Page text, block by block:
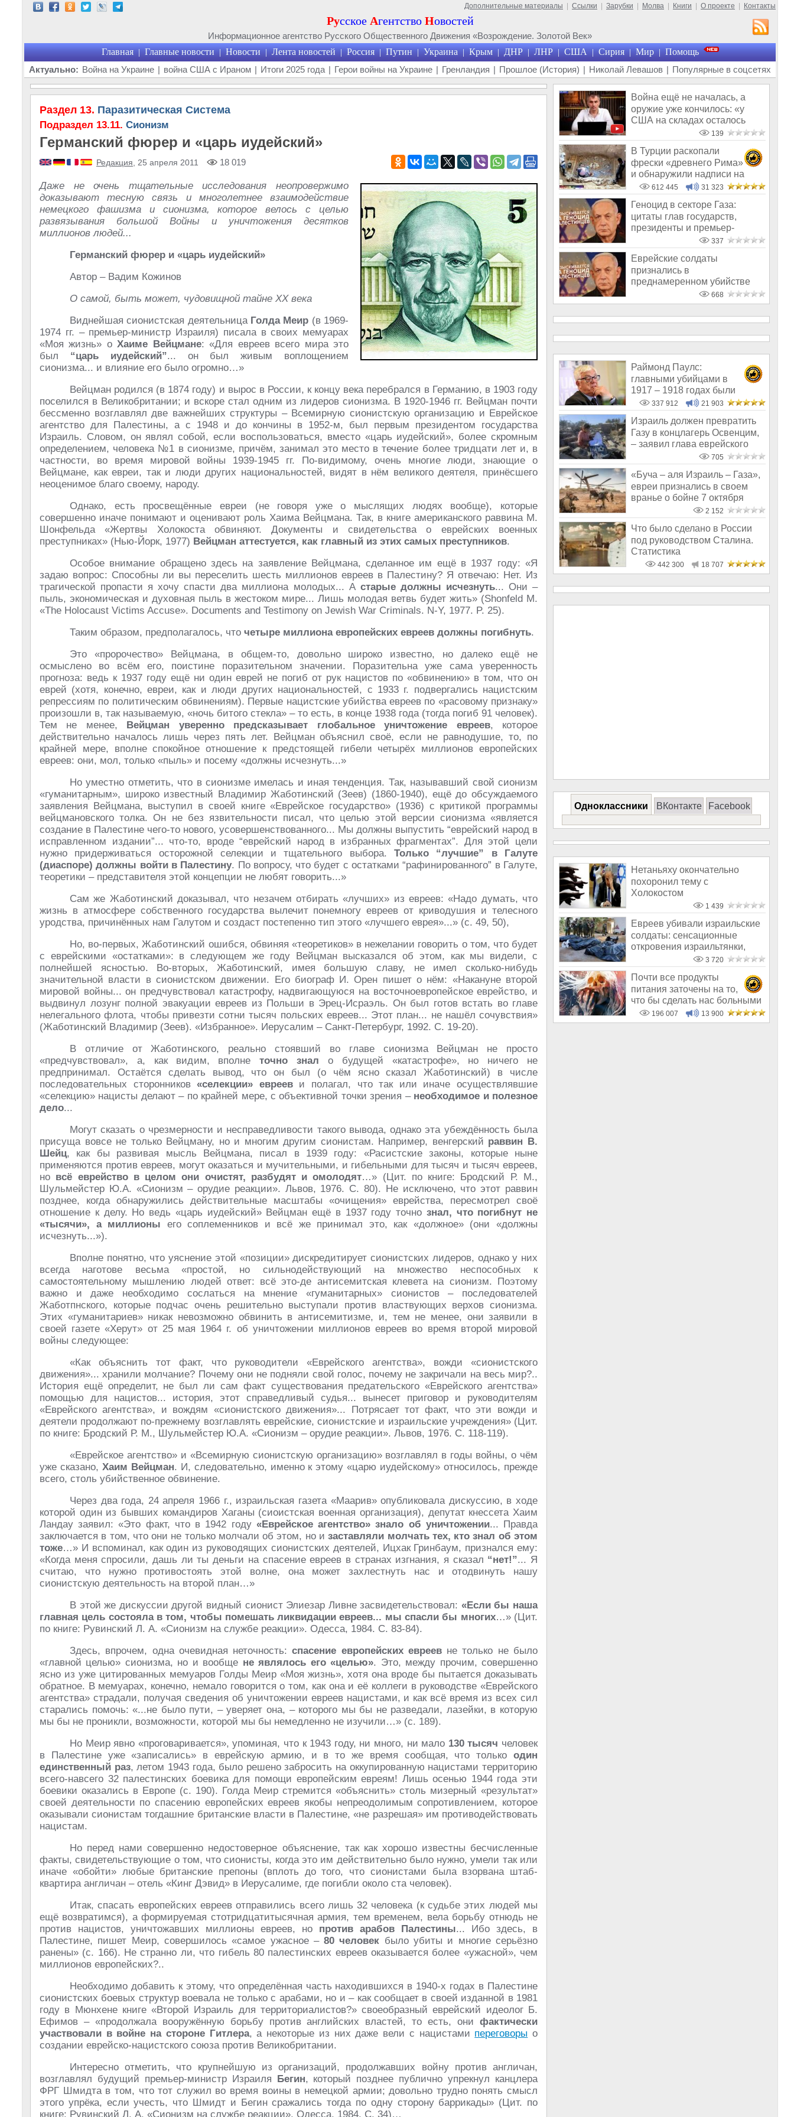
Дополнительные материалы Ссылки Зарубки Молва Книги О проекте Контакты
Русское Агентство Новостей
Информационное агентство Русского Общественного Движения «Возрождение. Золотой Век»
Главная | Главные новости | Новости | Лента новостей | Россия | Путин | Украина | Крым | ДНР | ЛНР | США | Сирия | Мир | Помощь
Актуально: Война на Украине | война США с Ираном | Итоги 2025 года | Герои войны на Украине | Гренландия | Прошлое (История) | Николай Левашов | Популярные в соцсетях
Раздел 13. Паразитическая Система
Подраздел 13.11. Сионизм
Германский фюрер и «царь иудейский»
Редакция , 25 апреля 2011 18 019
Даже не очень тщательные исследования неопровержимо
доказывают тесную связь и многолетнее взаимодействие
немецкого фашизма и сионизма, которое велось с целью
развязывания большой Войны и уничтожения десятков
миллионов людей...
Германский фюрер и «царь иудейский»
Автор – Вадим Кожинов
О самой, быть может, чудовищной тайне XX века
Виднейшая сионистская деятельница Голда Меир (в 1969-
1974 гг. – премьер-министр Израиля) писала в своих мемуарах
«Моя жизнь» оХаиме Вейцмане: «Для евреев всего мира это
был “царь иудейский”... он был живым воплощением
сионизма... и влияние его было огромно…»
Вейцман родился (в 1874 году) и вырос в России, к концу века перебрался в Германию, в 1903 году
поселился в Великобритании; и вскоре стал одним из лидеров сионизма. В 1920-1946 гг. Вейцман почти
бессменно возглавлял две важнейших структуры – Всемирную сионистскую организацию и Еврейское
агентство для Палестины, а с 1948 и до кончины в 1952-м, был первым президентом государства
Израиль. Словом, он являл собой, если воспользоваться, вместо «царь иудейский», более скромным
определением, человека №1 в сионизме, причём, занимал это место в течение более тридцати лет и, в
частности, во время мировой войны 1939-1945 гг. По-видимому, очень многие люди, знающие о
Вейцмане, как евреи, так и люди других национальностей, видят в нём великого деятеля, принёсшего
неоценимое благо своему, народу.
Однако, есть просвещённые евреи (не говоря уже о мыслящих людях вообще), которые
совершенно иначе понимают и оценивают роль Хаима Вейцмана. Так, в книге американского раввина М.
Шонфельда «Жертвы Холокоста обвиняют. Документы и свидетельства о еврейских военных
преступниках» (Нью-Йорк, 1977) Вейцман аттестуется, как главный из этих самых преступников.
Особое внимание обращено здесь на заявление Вейцмана, сделанное им ещё в 1937 году: «Я
задаю вопрос: Способны ли вы переселить шесть миллионов евреев в Палестину? Я отвечаю: Нет. Из
трагической пропасти я хочу спасти два миллиона молодых... А старые должны исчезнуть... Они –
пыль, экономическая и духовная пыль в жестоком мире... Лишь молодая ветвь будет жить» (Shonfeld М.
«The Holocaust Victims Accuse». Documents and Testimony on Jewish War Criminals. N-Y, 1977. P. 25).
Таким образом, предполагалось, что четыре миллиона европейских евреев должны погибнуть.
Это «пророчество» Вейцмана, в общем-то, довольно широко известно, но далеко ещё не
осмыслено во всём его, поистине поразительном значении. Поразительна уже сама уверенность
прогноза: ведь к 1937 году ещё ни один еврей не погиб от рук нацистов по «обвинению» в том, что он
еврей (хотя, конечно, евреи, как и люди других национальностей, с 1933 г. подвергались нацистским
репрессиям по политическим обвинениям). Первые нацистские убийства евреев по «расовому признаку»
произошли в, так называемую, «ночь битого стекла» – то есть, в конце 1938 года (тогда погиб 91 человек).
Тем не менее, Вейцман уверенно предсказывает глобальное уничтожение евреев, которое
действительно началось лишь через пять лет. Вейцман объяснил своё, если не равнодушие, то, по
крайней мере, вполне спокойное отношение к предстоящей гибели четырёх миллионов европейских
евреев: они, мол, только «пыль» и посему «должны исчезнуть...»
Но уместно отметить, что в сионизме имелась и иная тенденция. Так, называвший свой сионизм
«гуманитарным», широко известный Владимир Жаботинский (Зеев) (1860-1940), ещё до обсуждаемого
заявления Вейцмана, выступил в своей книге «Еврейское государство» (1936) с критикой программы
вейцмановского толка. Он не без язвительности писал, что целью этой версии сионизма «является
создание в Палестине чего-то нового, усовершенствованного... Мы должны выпустить “еврейский народ в
исправленном издании”... что-то, вроде “еврейский народ в избранных фрагментах”. Для этой цели
нужно придерживаться осторожной селекции и тщательного выбора.Только “лучшие” в Галуте
(диаспоре) должны войти в Палестину. По вопросу, что будет с остатками “рафинированного” в Галуте,
теоретики – представителя этой концепции не любят говорить...»
Сам же Жаботинский доказывал, что незачем отбирать «лучших» из евреев: «Надо думать, что
жизнь в атмосфере собственного государства вылечит понемногу евреев от криводушия и телесного
уродства, причинённых нам Галутом и создаст постепенно тип этого «лучшего еврея»...» (с. 49, 50),
Но, во-первых, Жаботинский ошибся, обвиняя «теоретиков» в нежелании говорить о том, что будет
с еврейскими «остатками»: в следующем же году Вейцман высказался об этом, как мы видели, с
полнейшей ясностью. Во-вторых, Жаботинский, имея большую славу, не имел сколько-нибудь
значительной власти в сионистском движении. Его биограф И. Орен пишет о нём: «Накануне второй
мировой войны... он предчувствовал катастрофу, надвигающуюся на восточноевропейское еврейство, и
выдвинул лозунг полной эвакуации евреев из Польши в Эрец-Исраэль. Он был готов встать во главе
нелегального флота, чтобы привезти сотни тысяч польских евреев... Этот план... не нашёл сочувствия»
(Жаботинский Владимир (Зеев). «Избранное». Иерусалим – Санкт-Петербург, 1992. С. 19-20).
В отличие от Жаботинского, реально стоявший во главе сионизма Вейцман не просто
«предчувствовал», а, как видим, вполнеточно знал о будущей «катастрофе», но ничего не
предпринимал. Остаётся сделать вывод, что он был (о чём ясно сказал Жаботинский) в числе
последовательных сторонников«селекции» еврееви полагал, что так или иначе осуществлявшие
«селекцию» нацисты делают – по крайней мере, с объективной точки зрения – необходимое и полезное
дело...
Могут сказать о чрезмерности и несправедливости такого вывода, однако эта убеждённость была
присуща вовсе не только Вейцману, но и многим другим сионистам. Например, венгерский раввин В.
Шейц, как бы развивая мысль Вейцмана, писал в 1939 году: «Расистские законы, которые ныне
применяются против евреев, могут оказаться и мучительными, и гибельными для тысяч и тысяч евреев,
но всё еврейство в целом они очистят, разбудят и омолодят…» (Цит. по книге: Бродский Р. М.,
Шульмейстер Ю.А. «Сионизм – орудие реакции». Львов, 1976. С. 80). Не исключено, что этот раввин
позднее, когда обнаружились действительные масштабы «очищения» еврейства, пересмотрел своё
отношение к делу. Но ведь «царь иудейский» Вейцман ещё в 1937 году точно знал, что погибнут не
«тысячи», а миллионы его соплеменников и всё же принимал это, как «должное» (они «должны
исчезнуть...»).
Вполне понятно, что уяснение этой «позиции» дискредитирует сионистских лидеров, однако у них
всегда наготове весьма «простой, но сильнодействующий на множество неспособных к
самостоятельному мышлению людей ответ: всё это-де антисемитская клевета на сионизм. Поэтому
важно и даже необходимо сослаться на мнение «гуманитарных» сионистов – последователей
Жаботпнского, которые подчас очень решительно выступали против властвующих верхов сионизма.
Этих «гуманитариев» никак невозможно обвинить в антисемитизме, и, тем не менее, они заявили в
своей газете «Херут» от 25 мая 1964 г. об уничтожении миллионов евреев во время второй мировой
войны следующее:
«Как объяснить тот факт, что руководители «Еврейского агентства», вожди «сионистского
движения»... хранили молчание? Почему они не подняли свой голос, почему не закричали на весь мир?..
История ещё определит, не был ли сам факт существования предательского «Еврейского агентства»
помощью для нацистов... история, этот справедливый судья... вынесет приговор и руководителям
«Еврейского агентства», и вождям «сионистского движения»... Потрясает тот факт, что эти вожди и
деятели продолжают по-прежнему возглавлять еврейские, сионистские и израильские учреждения» (Цит.
по книге: Бродский Р. М., Шульмейстер Ю.А. «Сионизм – орудие реакции». Львов, 1976. С. 118-119).
«Еврейское агентство» и «Всемирную сионистскую организацию» возглавлял в годы войны, о чём
уже сказано, Хаим Вейцман. И, следовательно, именно к этому «царю иудейскому» относилось, прежде
всего, столь убийственное обвинение.
Через два года, 24 апреля 1966 г., израильская газета «Маарив» опубликовала дискуссию, в ходе
которой один из бывших командиров Хаганы (сиоистская военная организация), депутат кнессета Хаим
Ландау заявил: «Это факт, что в 1942 году «Еврейское агентство» знало об уничтожении... Правда
заключается в том, что они не только молчали об этом, но изаставляли молчать тех, кто знал об этом
тоже…» И вспоминал, как один из руководящих сионистских деятелей, Ицхак Гринбаум, признался ему:
«Когда меня спросили, дашь ли ты деньги на спасение евреев в странах изгнания, я сказал “нет!”... Я
считаю, что нужно противостоять этой волне, она может захлестнуть нас и отодвинуть нашу
сионистскую деятельность на второй план…»
В этой же дискуссии другой видный сионист Элиезар Ливне засвидетельствовал: «Если бы наша
главная цель состояла в том, чтобы помешать ликвидации евреев... мы спасли бы многих…» (Цит.
по книге: Рувинский Л. А. «Сионизм на службе реакции». Одесса, 1984. С. 83-84).
Здесь, впрочем, одна очевидная неточность:спасение европейских евреевне только не было
«главной целью» сионизма, но и вообще не являлось его «целью». Это, между прочим, совершенно
ясно из уже цитированных мемуаров Голды Меир «Моя жизнь», хотя она вроде бы пытается доказывать
обратное. В мемуарах, конечно, немало говорится о том, как она и её коллеги в руководстве «Еврейского
агентства» страдали, получая сведения об уничтожении евреев нацистами, и как всё время из всех сил
старались помочь: «...не было пути, – уверяет она, – которого мы бы не разведали, лазейки, в которую
мы бы не проникли, возможности, которой мы бы немедленно не изучили…» (с. 189).
Но Меир явно «проговаривается», упоминая, что к 1943 году, ни много, ни мало 130 тысяч человек
в Палестине уже «записались» в еврейскую армию, и в то же время сообщая, что только один
единственный раз, летом 1943 года, было решено забросить на оккупированную нацистами территорию
всего-навсего 32 палестинских боевика для помощи европейским евреям! Лишь осенью 1944 года эти
боевики оказались в Европе (с. 190). Голда Меир стремится «объяснить» столь мизерный «результат»
своей деятельности по спасению европейских евреев якобы непреодолимым сопротивлением, которое
оказывали сионистам тогдашние британские власти в Палестине, «не разрешая» им противодействовать
нацистам.
Но перед нами совершенно недостоверное объяснение, так как хорошо известны бесчисленные
факты, свидетельствующие о том, что сионисты, когда это им действительно было нужно, умели так или
иначе «обойти» любые британские препоны (вплоть до того, что сионистами была взорвана штаб-
квартира англичан – отель «Кинг Дэвид» в Иерусалиме, где погибли около ста человек).
Итак, спасать европейских евреев отправились всего лишь 32 человека (к судьбе этих людей мы
ещё возвратимся), а формируемая стотридцатитысячная армия, тем временем, вела борьбу отнюдь не
против нацистов, уничтожавших миллионы евреев, но против арабов Палестины... Ибо здесь, в
Палестине, пишет Меир, совершилось «самое ужасное –80 человек было убиты и многие серьёзно
ранены» (с. 166). Не странно ли, что гибель 80 палестинских евреев оказывается более «ужасной», чем
миллионов европейских?..
Необходимо добавить к этому, что определённая часть находившихся в 1940-х годах в Палестине
сионистских боевых структур воевала не только с арабами, но и – как сообщает в своей изданной в 1981
году в Мюнхене книге «Второй Израиль для территориалистов?» своеобразный еврейский идеолог Б.
Ефимов – «продолжала вооружённую борьбу против английских властей, то есть, они фактически
участвовали в войне на стороне Гитлера, а некоторые из них даже вели с нацистами переговоры о
создании еврейско-нацистского союза против Великобритании.
Интересно отметить, что крупнейшую из организаций, продолжавших войну против англичан,
возглавлял будущий премьер-министр Израиля Бегин, который позднее публично упрекнул канцлера
ФРГ Шмидта в том, что тот служил во время воины в немецкой армии; довольно трудно понять смысл
этого упрёка, если учесть, что Шмидт и Бегин сражались тогда по одну сторону баррикады» (Цит. по
книге: Рувинский Л. А. «Сионизм на службе реакции». Одесса, 1984. С. 34)…
Война ещё не началась, а
оружие уже кончилось: «у
США на складах осталось
139
В Турции раскопали
фрески «древнего Рима»
и обнаружили надписи на
Русском!
612 445 31 323
Геноцид в секторе Газа:
цитаты глав государств,
президенты и премьер-
337
Еврейские солдаты
признались в
преднамеренном убийстве
безоружных палестинцев в
цен
668
Раймонд Паулс:
главными убийцами в
1917 – 1918 годах были
латыши и евреи, а не русс
337 912 21 903
Израиль должен превратить
Газу в концлагерь Освенцим,
– заявил глава еврейского
705
«Буча – аля Израиль – Газа»,
евреи признались в своем
вранье о бойне 7 октября
2 152
Что было сделано в России
под руководством Сталина.
Статистика
442 300 18 707
Одноклассники ВКонтакте Facebook
Нетаньяху окончательно
похоронил тему с
Холокостом
1 439
Евреев убивали израильские
солдаты: сенсационные
откровения израильтянки,
3 720
Почти все продукты
питания заточены на то,
что бы сделать нас больными
и бесплодным
196 007 13 900